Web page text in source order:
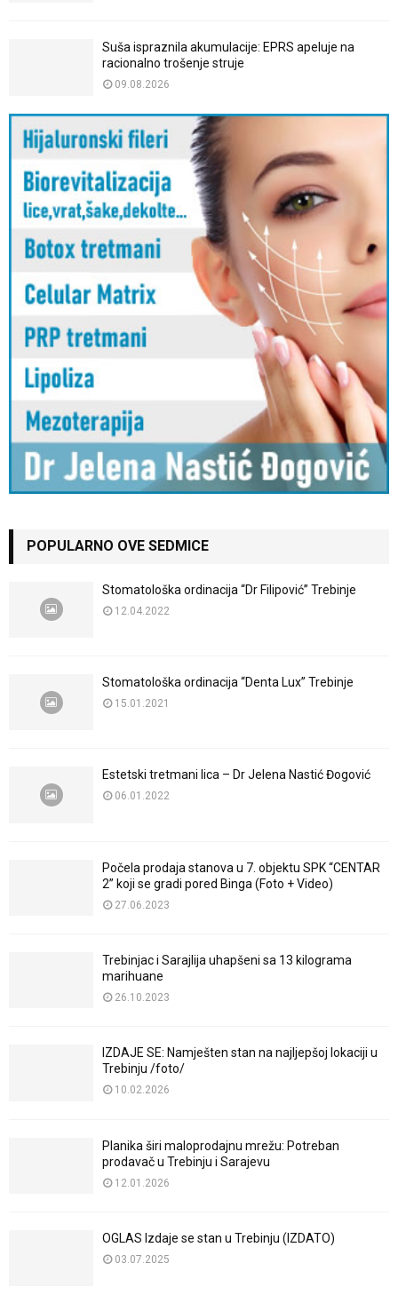
Suša ispraznila akumulacije: EPRS apeluje na
racionalno trošenje struje
09.08.2026
POPULARNO OVE SEDMICE
Stomatološka ordinacija “Dr Filipović” Trebinje
12.04.2022
Stomatološka ordinacija “Denta Lux” Trebinje
15.01.2021
Estetski tretmani lica – Dr Jelena Nastić Đogović
06.01.2022
Počela prodaja stanova u 7. objektu SPK “CENTAR
2” koji se gradi pored Binga (Foto + Video)
27.06.2023
Trebinjac i Sarajlija uhapšeni sa 13 kilograma
marihuane
26.10.2023
IZDAJE SE: Namješten stan na najljepšoj lokaciji u
Trebinju /foto/
10.02.2026
Planika širi maloprodajnu mrežu: Potreban
prodavač u Trebinju i Sarajevu
12.01.2026
OGLAS Izdaje se stan u Trebinju (IZDATO)
03.07.2025